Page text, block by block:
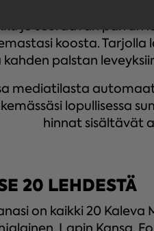
oman ilmoituksen
jo seuraavan päivän
koosta.
palstan
mediatilasta
lopullisessa
hinnat sisältävät
20 LEHDESTÄ
on kaikki 20 Kaleva